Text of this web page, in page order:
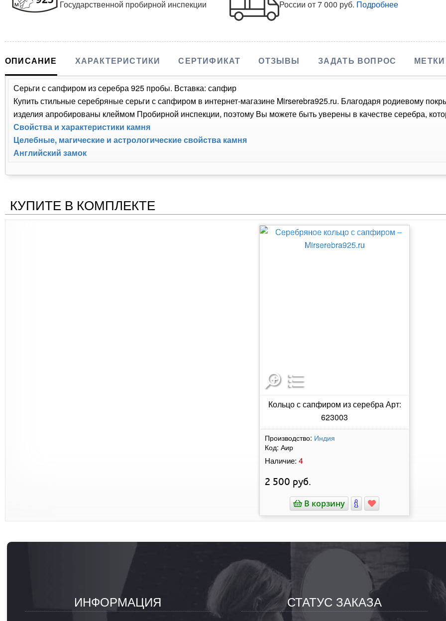
Государственной пробирной инспекции
Россииот 7 000 руб. Подробнее
ОПИСАНИЕ ХАРАКТЕРИСТИКИ СЕРТИФИКАТ ОТЗЫВЫ ЗАДАТЬ ВОПРОС МЕТКИ
Серьги с сапфиром из серебра 925 пробы. Вставка: сапфир
Купить стильные серебряные серьги с сапфиром в интернет-магазине Mirserebra925.ru. Благодаря родиевому
изделия апробированы клеймом Пробирной инспекции, поэтому Вы можете быть уверены в качестве серебра,
Свойства и характеристики камня
Целебные, магические и астрологические свойства камня
Английский замок
КУПИТЕ В КОМПЛЕКТЕ
Кольцо с сапфиром из серебра Арт:
623003
Производство: Индия
Код: Аир
Наличие: 4
2 500 руб.
В корзину
ИНФОРМАЦИЯ СТАТУС ЗАКАЗА